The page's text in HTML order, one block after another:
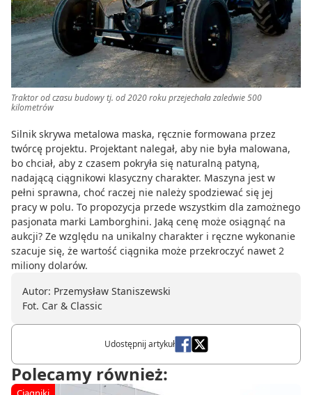
Traktor od czasu budowy tj. od 2020 roku przejechała zaledwie 500
kilometrów
Silnik skrywa metalowa maska, ręcznie formowana przez
twórcę projektu. Projektant nalegał, aby nie była malowana,
bo chciał, aby z czasem pokryła się naturalną patyną,
nadającą ciągnikowi klasyczny charakter. Maszyna jest w
pełni sprawna, choć raczej nie należy spodziewać się jej
pracy w polu. To propozycja przede wszystkim dla zamożnego
pasjonata marki Lamborghini. Jaką cenę może osiągnąć na
aukcji? Ze względu na unikalny charakter i ręczne wykonanie
szacuje się, że wartość ciągnika może przekroczyć nawet 2
miliony dolarów.
Autor: Przemysław Staniszewski
Fot. Car & Classic
Udostępnij artykuł
Polecamy również: